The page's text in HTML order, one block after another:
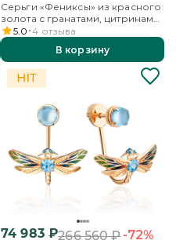
Серьги «Фениксы» из красного
золота с гранатами, цитринами
и эмалью
5.0 4 отзыва
В корзину
74 983₽266 560₽-72%